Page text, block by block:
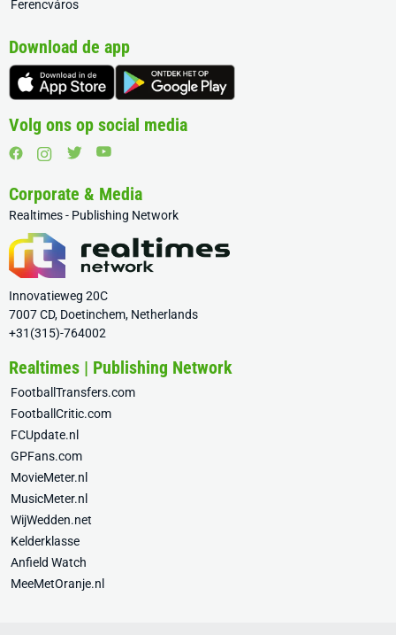
Ferencváros
Download de app
Volg ons op social media
Corporate & Media
Realtimes - Publishing Network
Innovatieweg 20C
7007 CD, Doetinchem, Netherlands
+31(315)-764002
Realtimes | Publishing Network
FootballTransfers.com
FootballCritic.com
FCUpdate.nl
GPFans.com
MovieMeter.nl
MusicMeter.nl
WijWedden.net
Kelderklasse
Anfield Watch
MeeMetOranje.nl